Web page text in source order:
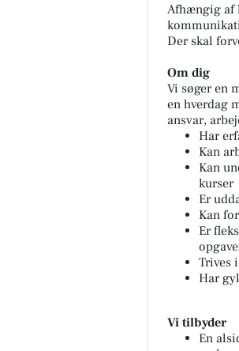
Afhængig af
Der skal
Om dig
Vi søger en
en hverdag
ansvar,
Har
Kan
Kan
kurser
Er
Kan
Er
Trives
Har
Vi tilbyder
En
Åbn